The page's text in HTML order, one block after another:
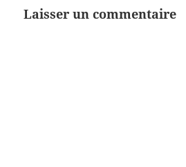
Laisser un commentaire